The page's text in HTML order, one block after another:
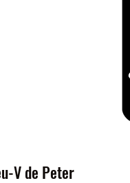
V de Peter